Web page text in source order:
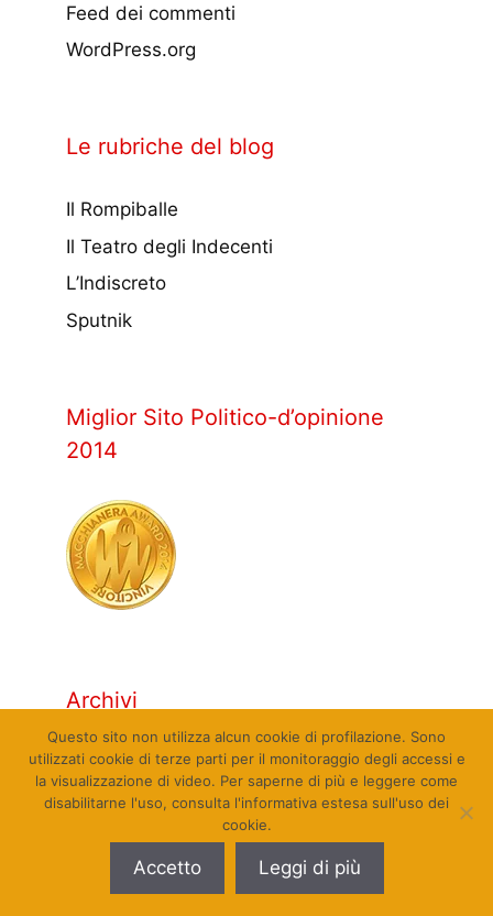
Feed dei commenti
WordPress.org
Le rubriche del blog
Il Rompiballe
Il Teatro degli Indecenti
L’Indiscreto
Sputnik
Miglior Sito Politico-d’opinione
2014
Archivi
Archivi
© Qualcosa di Sinistra 2010 - 2026. Tutti i diritti
Questo sito non utilizza alcun cookie di profilazione. Sono
utilizzati cookie di terze parti per il monitoraggio degli accessi e
la visualizzazione di video. Per saperne di più e leggere come
disabilitarne l'uso, consulta l'informativa estesa sull'uso dei
cookie.
Accetto Leggi di più